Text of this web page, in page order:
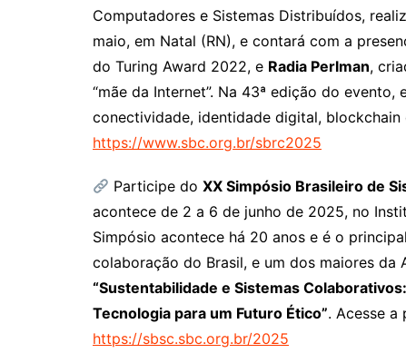
Computadores e Sistemas Distribuídos,
maio, em Natal (RN), e contará com a
do Turing Award 2022, e Radia Perlman,
“mãe da Internet”. Na 43ª edição do
conectividade, identidade digital, blockchain
https://www.sbc.org.br/sbrc2025
Participe doXX Simpósio Brasileiro de
acontece de 2 a 6 de junho de 2025, no
Simpósio acontece há 20 anos e é o
colaboração do Brasil, e um dos maiores da
“Sustentabilidade e Sistemas
Tecnologia para um Futuro Ético”. Acesse
https://sbsc.sbc.org.br/2025